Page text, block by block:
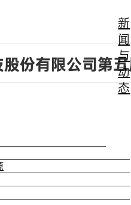
新
闻
与
动
态
份有限公司第